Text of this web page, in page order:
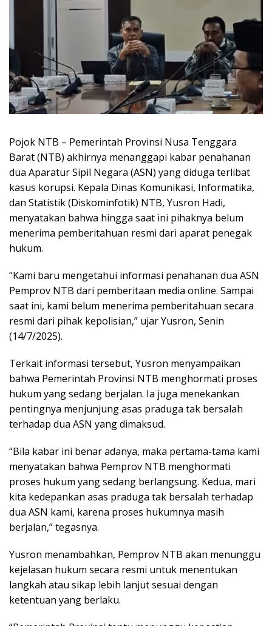
Pojok NTB – Pemerintah Provinsi Nusa Tenggara
Barat (NTB) akhirnya menanggapi kabar penahanan
dua Aparatur Sipil Negara (ASN) yang diduga terlibat
kasus korupsi. Kepala Dinas Komunikasi, Informatika,
dan Statistik (Diskominfotik) NTB, Yusron Hadi,
menyatakan bahwa hingga saat ini pihaknya belum
menerima pemberitahuan resmi dari aparat penegak
hukum.
“Kami baru mengetahui informasi penahanan dua ASN
Pemprov NTB dari pemberitaan media online. Sampai
saat ini, kami belum menerima pemberitahuan secara
resmi dari pihak kepolisian,” ujar Yusron, Senin
(14/7/2025).
Terkait informasi tersebut, Yusron menyampaikan
bahwa Pemerintah Provinsi NTB menghormati proses
hukum yang sedang berjalan. Ia juga menekankan
pentingnya menjunjung asas praduga tak bersalah
terhadap dua ASN yang dimaksud.
“Bila kabar ini benar adanya, maka pertama-tama kami
menyatakan bahwa Pemprov NTB menghormati
proses hukum yang sedang berlangsung. Kedua, mari
kita kedepankan asas praduga tak bersalah terhadap
dua ASN kami, karena proses hukumnya masih
berjalan,” tegasnya.
Yusron menambahkan, Pemprov NTB akan menunggu
kejelasan hukum secara resmi untuk menentukan
langkah atau sikap lebih lanjut sesuai dengan
ketentuan yang berlaku.